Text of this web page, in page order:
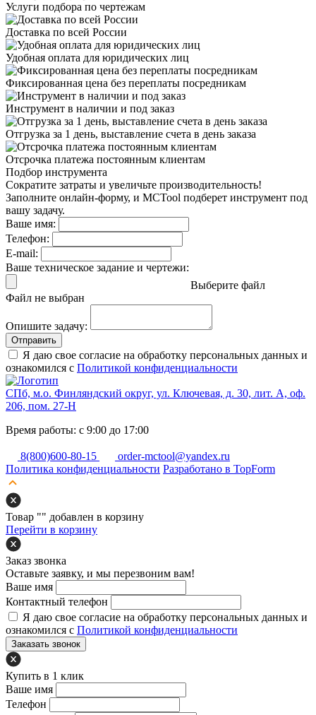
Услуги подбора по чертежам
Доставка по всей России
Удобная оплата для юридических лиц
Фиксированная цена без переплаты посредникам
Инструмент в наличии и под заказ
Отгрузка за 1 день, выставление счета в день заказа
Отсрочка платежа постоянным клиентам
Подбор инструмента
Сократите затраты и увеличьте производительность!
Заполните онлайн-форму, и MCTool подберет инструмент под
вашу задачу.
Ваше имя:
Телефон:
E-mail:
Ваше техническое задание и чертежи:
Выберите файл
Файл не выбран
Опишите задачу:
Отправить
Я даю свое согласие на обработку персональных данных и
ознакомился с Политикой конфиденциальности
СПб, м.о. Финляндский округ, ул. Ключевая, д. 30, лит. А, оф.
206, пом. 27-Н
Время работы: с 9:00 до 17:00
8(800)600-80-15
order-mctool@yandex.ru
Политика конфиденциальности Разработано в TopForm
Товар "" добавлен в корзину
Перейти в корзину
Заказ звонка
Оставьте заявку, и мы перезвоним вам!
Ваше имя
Контактный телефон
Я даю свое согласие на обработку персональных данных и
ознакомился с Политикой конфиденциальности
Заказать звонок
Купить в 1 клик
Ваше имя
Телефон